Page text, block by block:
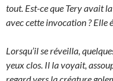
tout. Est-ce que Tery avait
avec cette invocation ? Elle
Lorsqu’il se réveilla,
yeux clos. Il la voyait,